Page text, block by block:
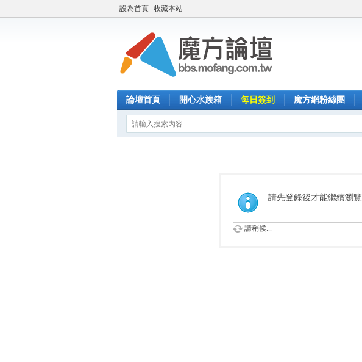
設為首頁 收藏本站
論壇首頁 開心水族箱 每日簽到 魔方網粉絲團
請先登錄後才能繼續瀏覽
請稍候...